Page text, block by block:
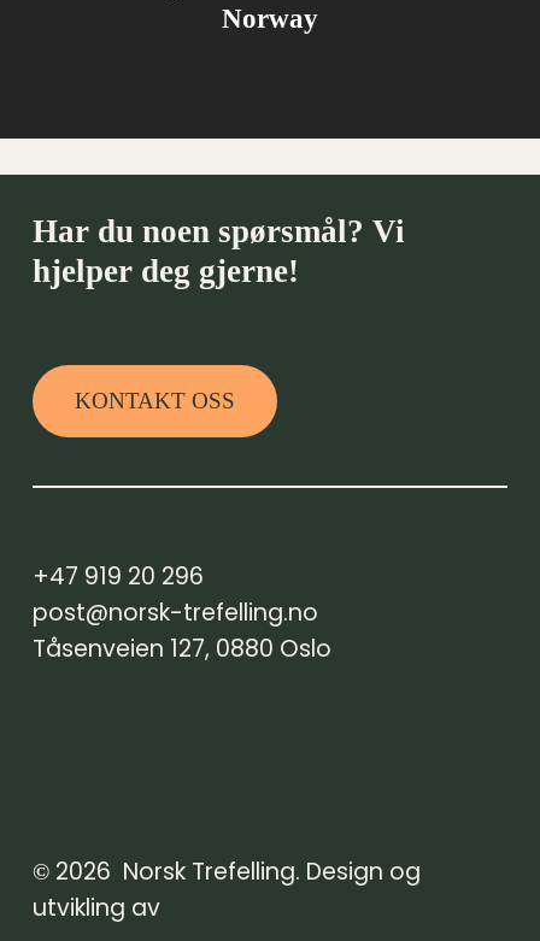
Norway
Har du noen spørsmål? Vi
hjelper deg gjerne!
KONTAKT OSS
© 2026 Norsk Trefelling. Design og
utvikling av
+47 919 20 296
post@norsk-trefelling.no
Tåsenveien 127, 0880 Oslo